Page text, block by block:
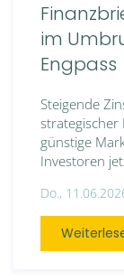
im
Engpass
Steigende
strategischer
günstige
Investoren
Do.,